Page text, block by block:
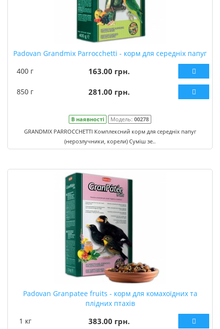
Padovan Grandmix Parrocchetti - корм для середніх папуг
400 г
163.00 грн.
850 г 281.00 грн.
В наявності Модель: 00278
GRANDMIX PARROCCHETTI Комплексний корм для середніх папуг
(нерозлучники, корели) Суміш зе..
Padovan Granpatee fruits - корм для комахоїдних та
плідних птахів
1 кг
383.00 грн.